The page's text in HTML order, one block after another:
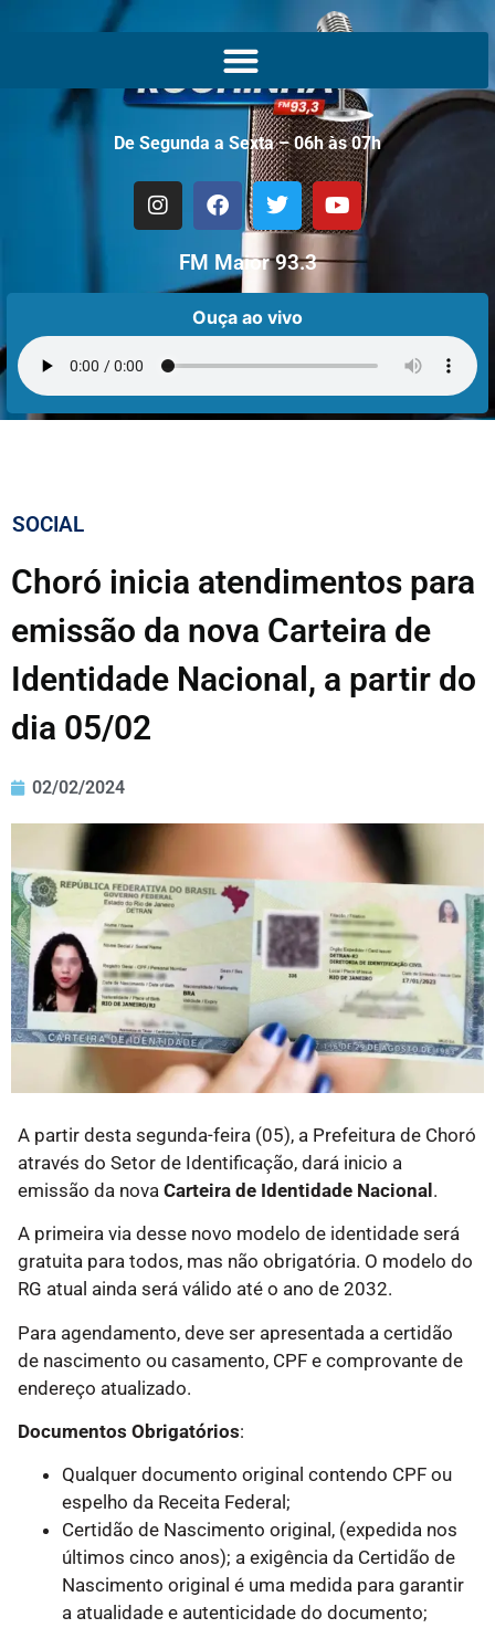
De Segunda a Sexta – 06h às 07h
FM Maior 93.3
Ouça ao vivo
SOCIAL
Choró inicia atendimentos para
emissão da nova Carteira de
Identidade Nacional, a partir do
dia 05/02
02/02/2024
A partir desta segunda-feira (05), a Prefeitura de Choró
através do Setor de Identificação, dará inicio a
emissão da nova Carteira de Identidade Nacional.
A primeira via desse novo modelo de identidade será
gratuita para todos, mas não obrigatória. O modelo do
RG atual ainda será válido até o ano de 2032.
Para agendamento, deve ser apresentada a certidão
de nascimento ou casamento, CPF e comprovante de
endereço atualizado.
Documentos Obrigatórios:
Qualquer documento original contendo CPF ou
espelho da Receita Federal;
Certidão de Nascimento original, (expedida nos
últimos cinco anos); a exigência da Certidão de
Nascimento original é uma medida para garantir
a atualidade e autenticidade do documento;